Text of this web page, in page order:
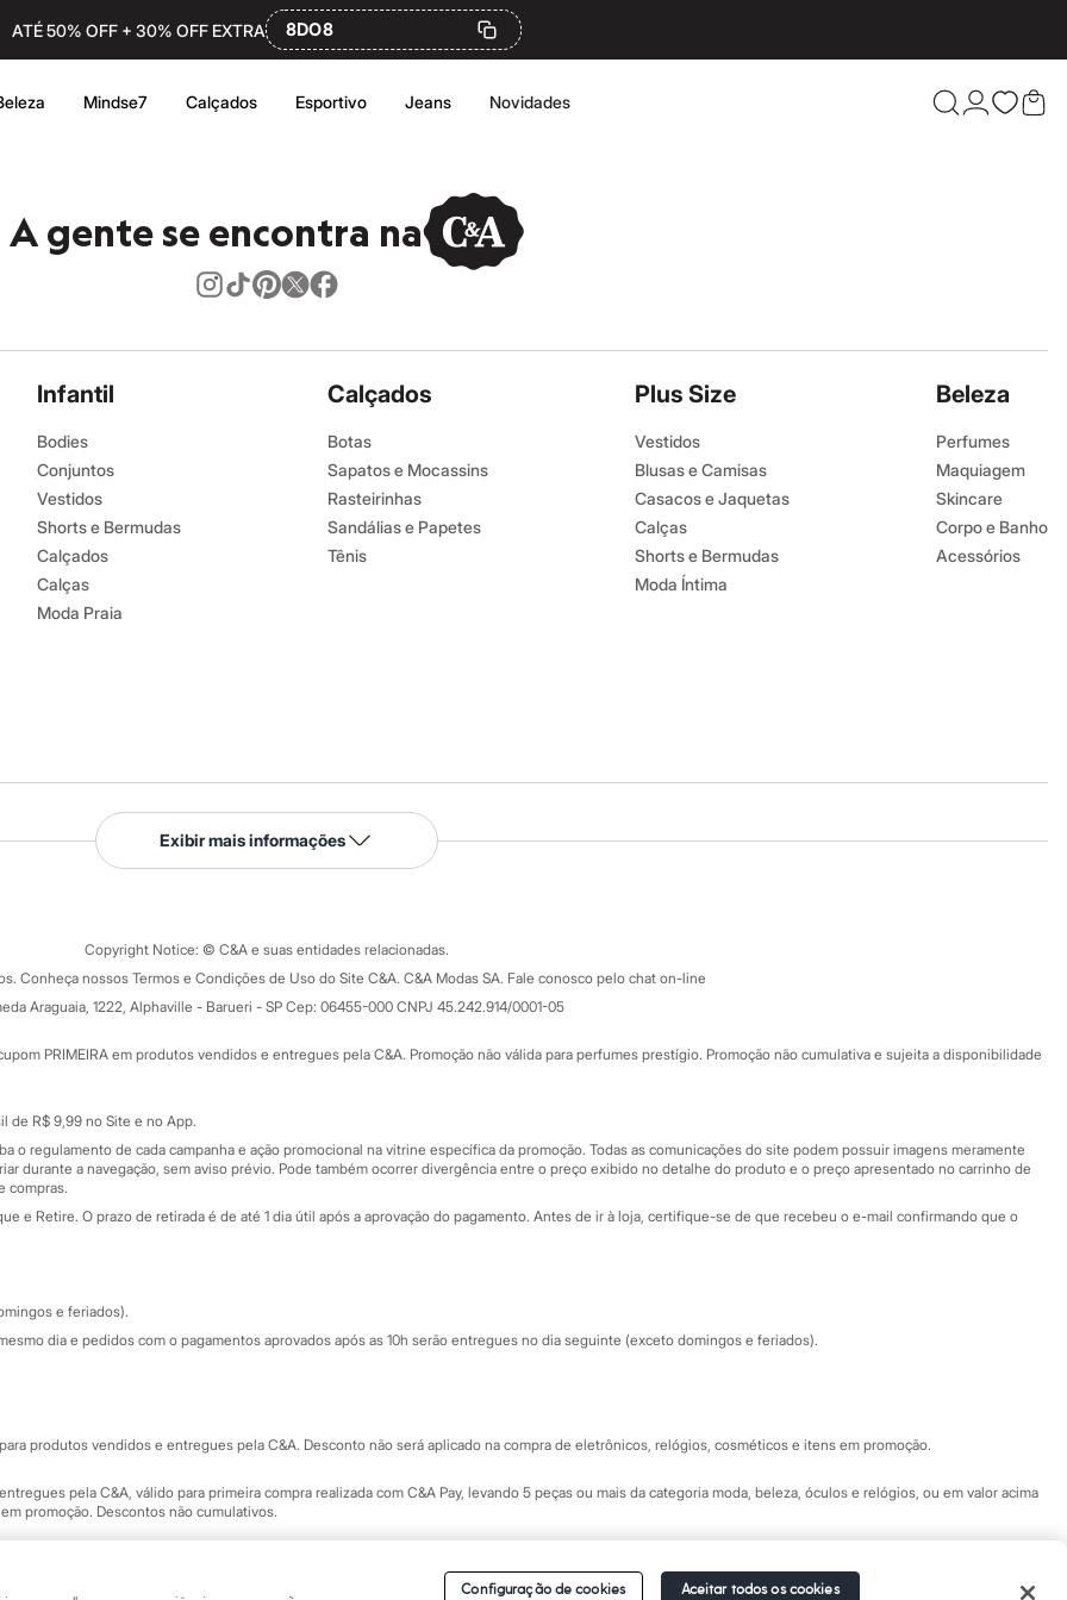
ATÉ 50% OFF + 30% OFF EXTRA 8DO8
Mindse7 Calçados Esportivo Jeans Novidades
Confira
A gente se encontra na
Infantil
Bodies
Conjuntos
Vestidos
Shorts e Bermudas
Calçados
Calças
Moda Praia
Calçados
Botas
Sapatos e Mocassins
Rasteirinhas
Sandálias e Papetes
Tênis
Plus Size
Vestidos
Blusas e Camisas
Casacos e Jaquetas
Calças
Shorts e Bermudas
Moda Íntima
Beleza
Perfumes
Maquiagem
Skincare
Corpo e Banho
Acessórios
Serviços
Tipos de serviços
Formas de pagamento
Todas as vantagens
Minha C&A
Cupons de desconto
Atendimento
Fale conosco
Central de ética
Eventos
Exibir mais informações
Copyright Notice: © C&A e suas entidades relacionadas.
Conheça nossos Termos e Condições de Uso do Site C&A. C&A Modas SA. Fale conosco pelo chat on-line
Araguaia, 1222, Alphaville - Barueri - SP Cep: 06455-000 CNPJ 45.242.914/0001-05
PRIMEIRA em produtos vendidos e entregues pela C&A. Promoção não válida para perfumes prestígio. Promoção não cumulativa e sujeita a disponibilidade
de R$ 9,99 no Site e no App.
o regulamento de cada campanha e ação promocional na vitrine específica da promoção. Todas as comunicações do site podem possuir imagens meramente
durante a navegação, sem aviso prévio. Pode também ocorrer divergência entre o preço exibido no detalhe do produto e o preço apresentado no carrinho de
compras.
e Retire. O prazo de retirada é de até 1 dia útil após a aprovação do pagamento. Antes de ir à loja, certifique-se de que recebeu o e-mail confirmando que o
e feriados).
dia e pedidos com o pagamentos aprovados após as 10h serão entregues no dia seguinte (exceto domingos e feriados).
produtos vendidos e entregues pela C&A. Desconto não será aplicado na compra de eletrônicos, relógios, cosméticos e itens em promoção.
pela C&A, válido para primeira compra realizada com C&A Pay, levando 5 peças ou mais da categoria moda, beleza, óculos e relógios, ou em valor acima
promoção. Descontos não cumulativos.
Configuração de cookies Aceitar todos os cookies